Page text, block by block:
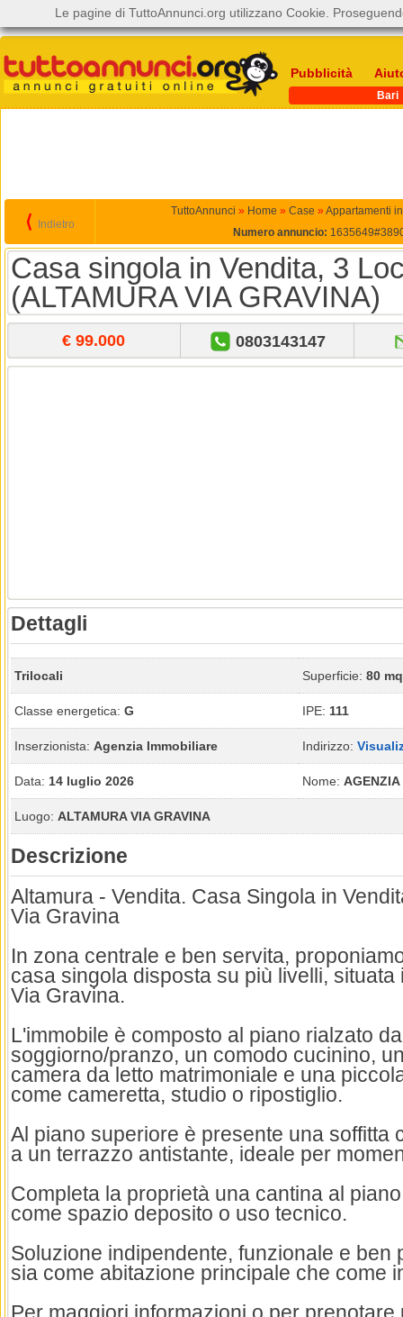
Pubblicità
Bari
⟨ Indietro
TuttoAnnunci » Home » Case » Appartamenti
Numero annuncio:
Casa singola in Vendita, 3
(ALTAMURA VIA GRAVINA)
€ 99.000 0803143147
Dettagli
Trilocali Superficie: 80 mq
Classe energetica: G IPE: 111
Inserzionista: Agenzia Immobiliare Indirizzo:
Data: 14 luglio 2026 Nome:
Luogo: ALTAMURA VIA GRAVINA
Descrizione
Altamura - Vendita. Casa Singola in
Via Gravina
In zona centrale e ben servita,
casa singola disposta su più livelli, situata
Via Gravina.
L'immobile è composto al piano rialzato
soggiorno/pranzo, un comodo cucinino,
camera da letto matrimoniale e una
come cameretta, studio o ripostiglio.
Al piano superiore è presente una soffitta
a un terrazzo antistante, ideale per
Completa la proprietà una cantina al
come spazio deposito o uso tecnico.
Soluzione indipendente, funzionale e ben
sia come abitazione principale che come
Le pagine di TuttoAnnunci.org utilizzano Cookie.